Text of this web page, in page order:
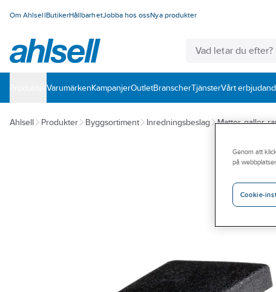
Om AhlsellButikerHållbarhetJobba hos ossNya produkter
VarumärkenKampanjerOutletBranscherTjänsterVårt
Ahlsell Produkter Byggsortiment Inredningsbeslag Mattor, galler,
Genom att
på
Cookie-